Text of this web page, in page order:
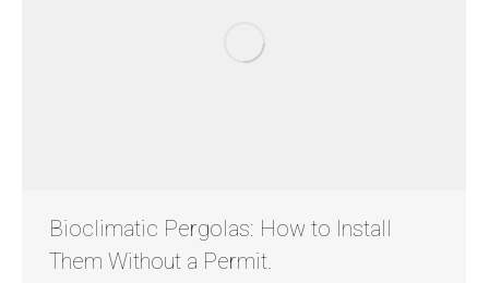
Bioclimatic Pergolas: How to Install
Them Without a Permit.